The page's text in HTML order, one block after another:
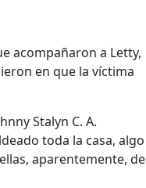
acompañaron a Letty,
en que la víctima
Stalyn C. A.
toda la casa, algo
aparentemente, de